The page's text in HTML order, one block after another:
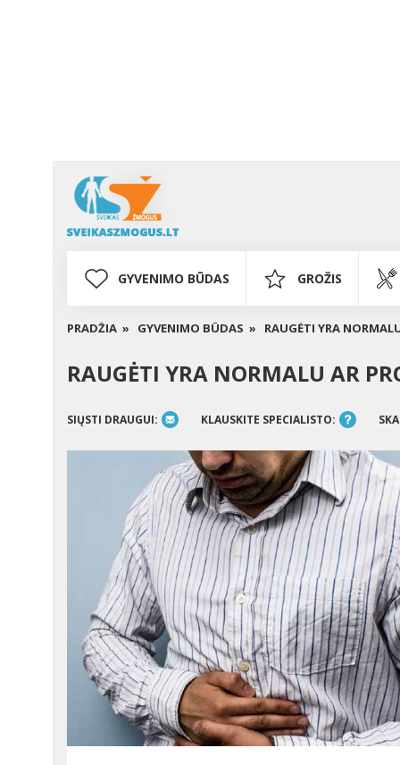
GYVENIMO BŪDAS GROŽIS
PRADŽIA » GYVENIMO BŪDAS » RAUGĖTI YRA
RAUGĖTI YRA NORMALU AR
SIŲSTI DRAUGUI: KLAUSKITE SPECIALISTO: